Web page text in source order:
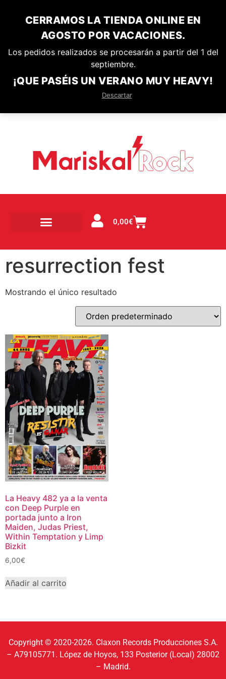
CERRAMOS LA TIENDA ONLINE EN
AGOSTO POR VACACIONES.
Los pedidos realizados se procesarán a partir del 1 del
septiembre.
¡QUE PASÉIS UN VERANO MUY HEAVY!
Descartar
0,00€
resurrection fest
Mostrando el único resultado
La Heavy 482 ya a la venta
con Deep Purple en
portada junto a Iron
Maiden, Judas Priest,
Within Temptation y Limp
Bizkit
6,00€
Añadir al carrito
Copyright © 2020-2026. Claxon Records Producciones S.A.
– A79105771. López de Hoyos, 133 Posterior (Local) 28002
– Madrid.